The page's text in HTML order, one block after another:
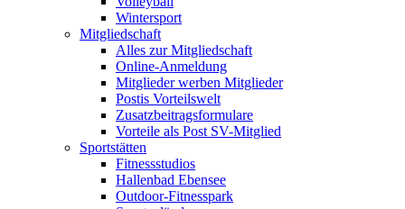
Wintersport
Mitgliedschaft
Alles zur Mitgliedschaft
Online-Anmeldung
Mitglieder werben Mitglieder
Postis Vorteilswelt
Zusatzbeitragsformulare
Vorteile als Post SV-Mitglied
Sportstätten
Fitnessstudios
Hallenbad Ebensee
Outdoor-Fitnesspark